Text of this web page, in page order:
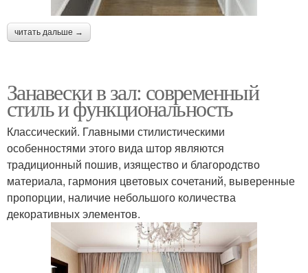
читать дальше →
Занавески в зал: современный
стиль и функциональность
Классический. Главными стилистическими
особенностями этого вида штор являются
традиционный пошив, изящество и благородство
материала, гармония цветовых сочетаний, выверенные
пропорции, наличие небольшого количества
декоративных элементов.